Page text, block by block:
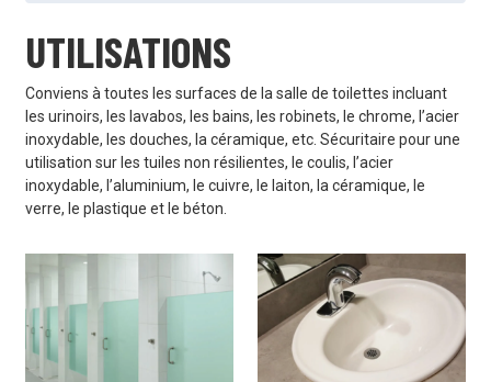
UTILISATIONS
Conviens à toutes les surfaces de la salle de toilettes incluant
les urinoirs, les lavabos, les bains, les robinets, le chrome, l’acier
inoxydable, les douches, la céramique, etc. Sécuritaire pour une
utilisation sur les tuiles non résilientes, le coulis, l’acier
inoxydable, l’aluminium, le cuivre, le laiton, la céramique, le
verre, le plastique et le béton.